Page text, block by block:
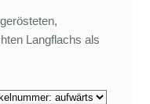
Langflachs als